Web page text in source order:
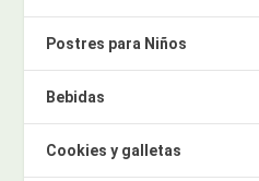
Postres para Niños
Bebidas
Cookies y galletas